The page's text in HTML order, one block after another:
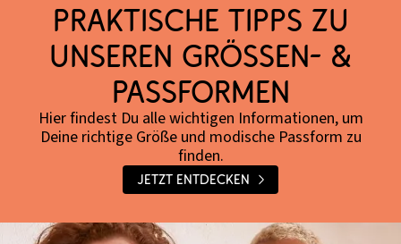
Praktische Tipps zu
unseren Größen- &
Passformen
Hier findest Du alle wichtigen Informationen, um
Deine richtige Größe und modische Passform zu
finden.
Jetzt entdecken